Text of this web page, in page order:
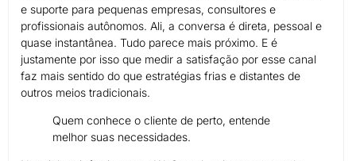
e suporte para pequenas empresas, consultores e
profissionais autônomos. Ali, a conversa é direta, pessoal e
quase instantânea. Tudo parece mais próximo. E é
justamente por isso que medir a satisfação por esse canal
faz mais sentido do que estratégias frias e distantes de
outros meios tradicionais.
Quem conhece o cliente de perto, entende
melhor suas necessidades.